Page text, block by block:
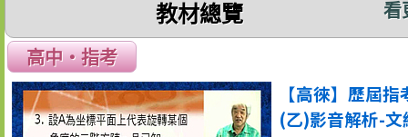
教材總覽 看
高中‧指考
【高徠】歷屆
(乙)影音解析-文